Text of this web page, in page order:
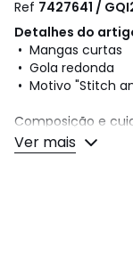
Ref 7427641 /
Detalhes do
• Mangas curtas
• Gola redonda
• Motivo "Stitch
Composição e
• 100% algodão
• Para limpar,
Ver mais